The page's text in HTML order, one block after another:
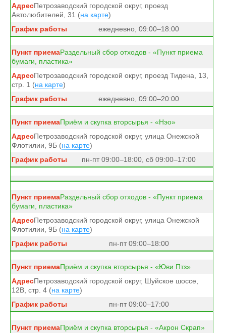
Петрозаводский городской округ, проезд
Автолюбителей, 31 (на карте)
ежедневно, 09:00–18:00
Раздельный сбор отходов - «Пункт приема
бумаги, пластика»
Петрозаводский городской округ, проезд Тидена, 13,
стр. 1 (на карте)
ежедневно, 09:00–20:00
Приём и скупка вторсырья - «Нэо»
Петрозаводский городской округ, улица Онежской
Флотилии, 9Б (на карте)
пн-пт 09:00–18:00, сб 09:00–17:00
Раздельный сбор отходов - «Пункт приема
бумаги, пластика»
Петрозаводский городской округ, улица Онежской
Флотилии, 9Б (на карте)
пн-пт 09:00–18:00
Приём и скупка вторсырья - «Юви Птз»
Петрозаводский городской округ, Шуйское шоссе,
12В, стр. 4 (на карте)
пн-пт 09:00–17:00
Приём и скупка вторсырья - «Акрон Скрап»